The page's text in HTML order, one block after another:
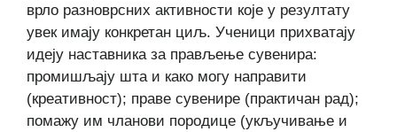
врло разноврсних активности које у резултату
увек имају конкретан циљ. Ученици прихватају
идеју наставника за прављење сувенира:
промишљају шта и како могу направити
(креативност); праве сувенире (практичан рад);
помажу им чланови породице (укључивање и